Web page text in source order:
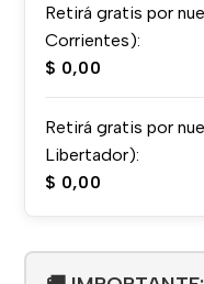
Retirá gratis por
Corrientes):
$ 0,00
Retirá gratis por
Libertador):
$ 0,00